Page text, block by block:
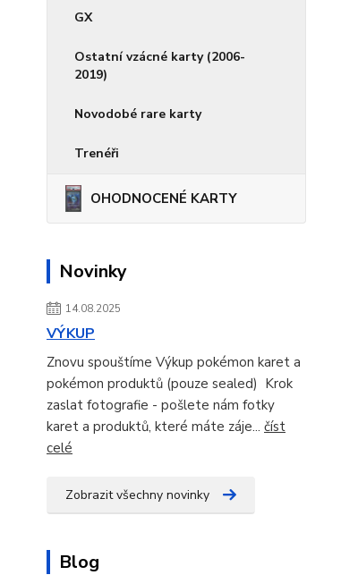
GX
Ostatní vzácné karty (2006-
2019)
Novodobé rare karty
Trenéři
OHODNOCENÉ KARTY
Novinky
14.08.2025
VÝKUP
Znovu spouštíme Výkup pokémon karet a
pokémon produktů (pouze sealed) Krok
zaslat fotografie - pošlete nám fotky
karet a produktů, které máte záje... číst
celé
Zobrazit všechny novinky
Blog